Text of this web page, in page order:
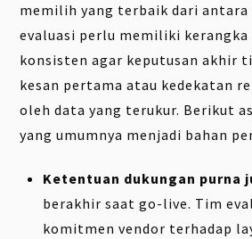
memilih yang terbaik dari antara
evaluasi perlu memiliki kerangka
konsisten agar keputusan akhir
kesan pertama atau kedekatan
oleh data yang terukur. Berikut
yang umumnya menjadi bahan
Ketentuan dukungan purna
berakhir saat go-live. Tim
komitmen vendor terhadap